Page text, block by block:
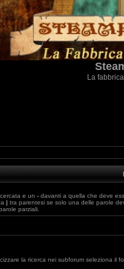
La
e un - davanti a quella che deve
| tra parentesi se solo una delle parole
parziali.
la ricerca nei subforum seleziona il